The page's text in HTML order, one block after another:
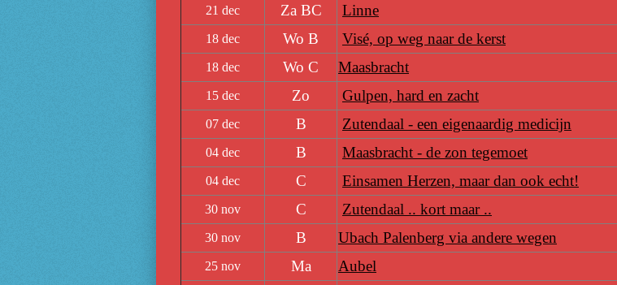
21 dec Za BC Linne
18 dec Wo B Visé, op weg naar de kerst
18 dec Wo C Maasbracht
15 dec Zo Gulpen, hard en zacht
07 dec B Zutendaal - een eigenaardig medicijn
04 dec B Maasbracht - de zon tegemoet
04 dec C Einsamen Herzen, maar dan ook echt!
30 nov C Zutendaal .. kort maar ..
30 nov B Ubach Palenberg via andere wegen
25 nov Ma Aubel